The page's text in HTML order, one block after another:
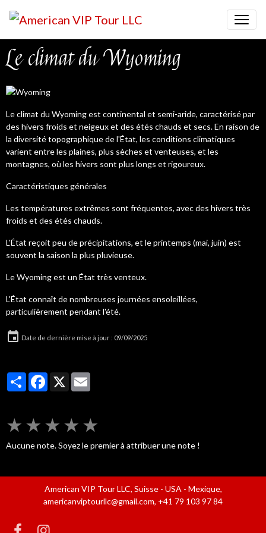
Le climat du Wyoming
Le climat du Wyoming est continental et semi-aride, caractérisé par
des hivers froids et neigeux et des étés chauds et secs. En raison de
la diversité topographique de l'État, les conditions climatiques
varient entre les plaines, plus sèches et venteuses, et les
montagnes, où les hivers sont plus longs et rigoureux.
Caractéristiques générales
Les températures extrêmes sont fréquentes, avec des hivers très
froids et des étés chauds.
L'État reçoit peu de précipitations, et le printemps (mai, juin) est
souvent la saison la plus pluvieuse.
Le Wyoming est un État très venteux.
L'État connaît de nombreuses journées ensoleillées,
particulièrement pendant l'été.
Date de dernière mise à jour : 09/09/2025
PartagerFacebook
X
★ ★ ★ ★ ★
Aucune note. Soyez le premier à attribuer une note !
American VIP Tour LLC, Suisse - USA - Mexique,
americanviptourllc@gmail.com, +41 79 103 97 84